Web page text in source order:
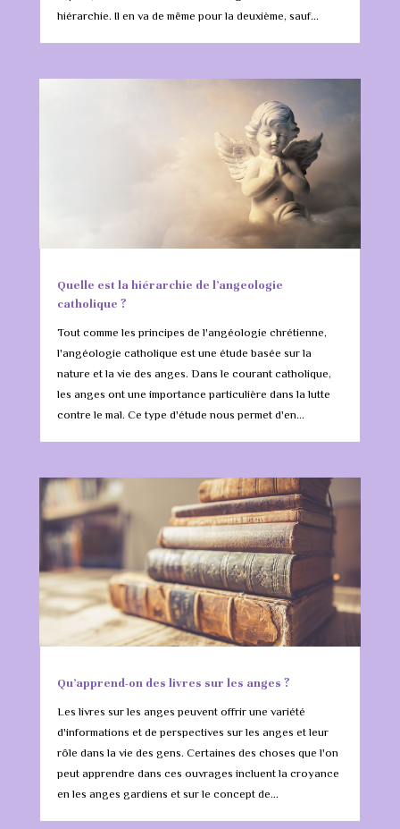
hiérarchie. Il en va de même pour la deuxième, sauf...
Quelle est la hiérarchie de l’angeologie
catholique ?
Tout comme les principes de l'angéologie chrétienne,
l'angéologie catholique est une étude basée sur la
nature et la vie des anges. Dans le courant catholique,
les anges ont une importance particulière dans la lutte
contre le mal. Ce type d'étude nous permet d'en...
Qu’apprend-on des livres sur les anges ?
Les livres sur les anges peuvent offrir une variété
d'informations et de perspectives sur les anges et leur
rôle dans la vie des gens. Certaines des choses que l'on
peut apprendre dans ces ouvrages incluent la croyance
en les anges gardiens et sur le concept de...